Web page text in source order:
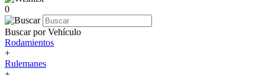
0
Buscar por Vehículo
Rodamientos
+
Rulemanes